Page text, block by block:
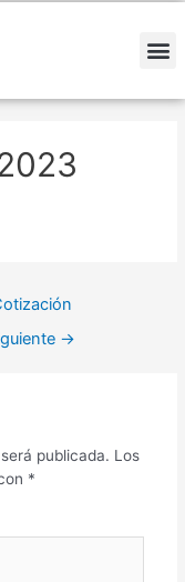
→
publicada. Los
*